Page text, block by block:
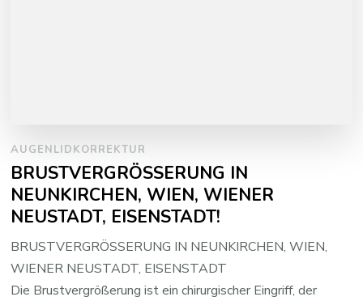
AUGENLIDKORREKTUR
BRUSTVERGRÖSSERUNG IN
NEUNKIRCHEN, WIEN, WIENER
NEUSTADT, EISENSTADT!
BRUSTVERGRÖSSERUNG IN NEUNKIRCHEN, WIEN,
WIENER NEUSTADT, EISENSTADT
Die Brustvergrößerung ist ein chirurgischer Eingriff, der